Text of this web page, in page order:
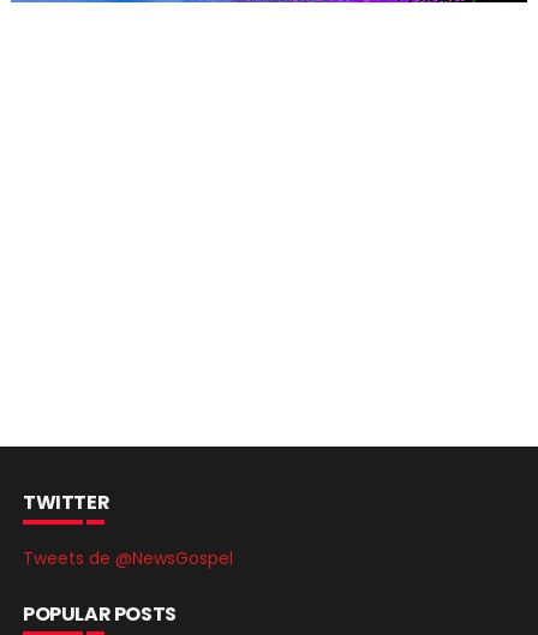
TWITTER
Tweets de @NewsGospel
POPULAR POSTS